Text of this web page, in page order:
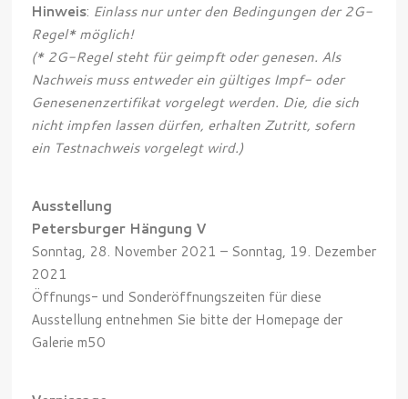
Hinweis: Einlass nur unter den Bedingungen der 2G-
Regel* möglich!
(* 2G-Regel steht für geimpft oder genesen. Als
Nachweis muss entweder ein gültiges Impf- oder
Genesenenzertifikat vorgelegt werden. Die, die sich
nicht impfen lassen dürfen, erhalten Zutritt, sofern
ein Testnachweis vorgelegt wird.)
Ausstellung
Petersburger Hängung V
Sonntag, 28. November 2021 – Sonntag, 19. Dezember
2021
Öffnungs- und Sonderöffnungszeiten für diese
Ausstellung entnehmen Sie bitte der Homepage der
Galerie m50